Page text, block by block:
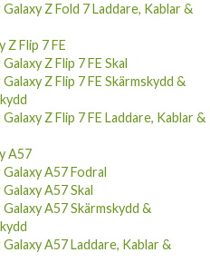
Galaxy Z Fold 7 Laddare, Kablar &
Z Flip 7 FE
Z Flip 7 FE Skal
Galaxy Z Flip 7 FE Skärmskydd &
Galaxy Z Flip 7 FE Laddare, Kablar &
A57
Galaxy A57 Fodral
A57 Skal
Galaxy A57 Skärmskydd &
Galaxy A57 Laddare, Kablar &